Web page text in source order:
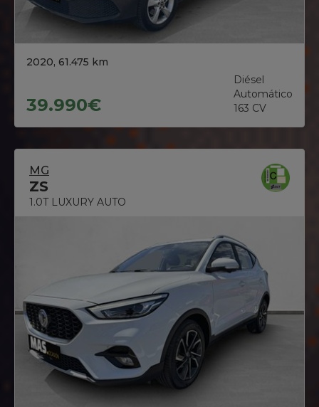
2020, 61.475 km
39.990€
Diésel
Automático
163 CV
MG
ZS
1.0T LUXURY AUTO